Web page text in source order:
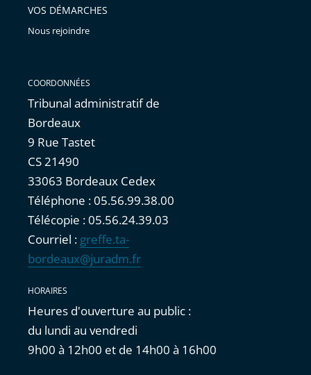
VOS DÉMARCHES
Nous rejoindre
COORDONNÉES
Tribunal administratif de
Bordeaux
9 Rue Tastet
CS 21490
33063 Bordeaux Cedex
Téléphone : 05.56.99.38.00
Télécopie : 05.56.24.39.03
Courriel : greffe.ta-
bordeaux@juradm.fr
HORAIRES
Heures d'ouverture au public :
du lundi au vendredi
9h00 à 12h00 et de 14h00 à 16h00